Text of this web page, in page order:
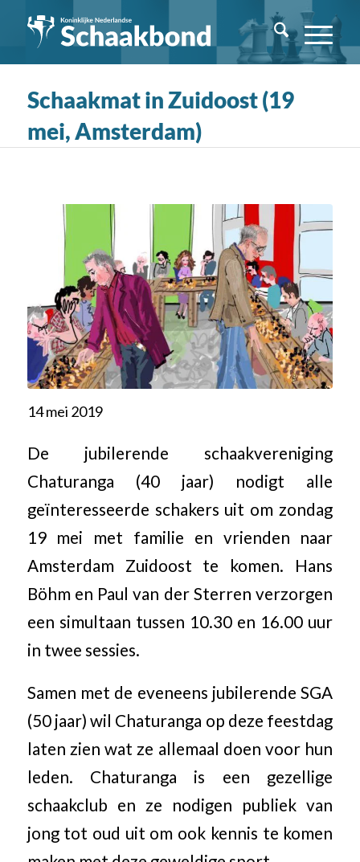
Schaakmat in Zuidoost (19
mei, Amsterdam)
14 mei 2019
De jubilerende schaakvereniging
Chaturanga (40 jaar) nodigt alle
geïnteresseerde schakers uit om zondag
19 mei met familie en vrienden naar
Amsterdam Zuidoost te komen. Hans
Böhm en Paul van der Sterren verzorgen
een simultaan tussen 10.30 en 16.00 uur
in twee sessies.
Samen met de eveneens jubilerende SGA
(50 jaar) wil Chaturanga op deze feestdag
laten zien wat ze allemaal doen voor hun
leden. Chaturanga is een gezellige
schaakclub en ze nodigen publiek van
jong tot oud uit om ook kennis te komen